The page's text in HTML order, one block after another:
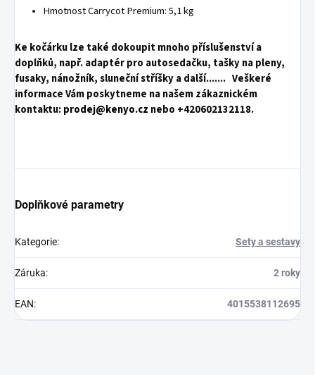
Hmotnost Carrycot Premium: 5,1 kg
Ke kočárku lze také dokoupit mnoho příslušenství a
doplňků, např. adaptér pro autosedačku, tašky na pleny,
fusaky, nánožník, sluneční stříšky a další....... Veškeré
informace Vám poskytneme na našem zákaznickém
kontaktu:prodej@kenyo.cz nebo +420602132118.
Doplňkové parametry
Kategorie: Sety a sestavy
Záruka: 2 roky
EAN: 4015538112695